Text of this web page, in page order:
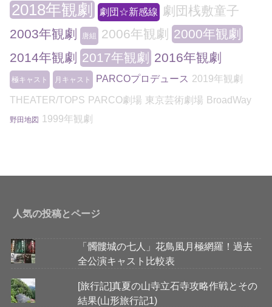
2018年観劇 劇団☆新感線
劇団桟敷童子
2003年観劇
唐組 2006年観劇
2000年観劇
2014年観劇 2017年観劇 2016年観劇
極キャスト 月キャスト PARCOプロデュース 2019年観劇
THEATER/TOPS PARCO劇場 東京芸術劇場 BroadWay
野田地図 1999年観劇
人気の投稿とページ
「髑髏城の七人」花鳥風月極網羅！過去
全公演キャスト比較表
[旅行記]真夏の山寺立石寺攻略作戦とその
結果(山形旅行記1)